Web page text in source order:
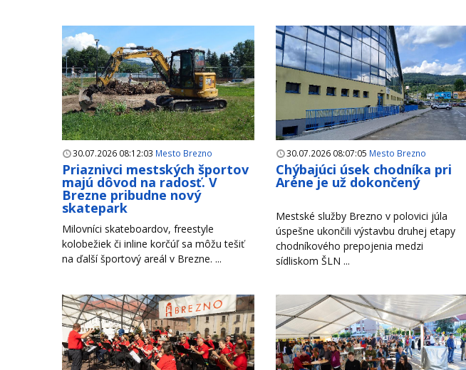
30.07.2026 08:12:03 Mesto Brezno
Priaznivci mestských športov
majú dôvod na radosť. V
Brezne pribudne nový
skatepark
Milovníci skateboardov, freestyle
kolobežiek či inline korčúľ sa môžu tešiť
na ďalší športový areál v Brezne. ...
30.07.2026 08:07:05 Mesto Brezno
Chýbajúci úsek chodníka pri
Aréne je už dokončený
Mestské služby Brezno v polovici júla
úspešne ukončili výstavbu druhej etapy
chodníkového prepojenia medzi
sídliskom ŠLN ...